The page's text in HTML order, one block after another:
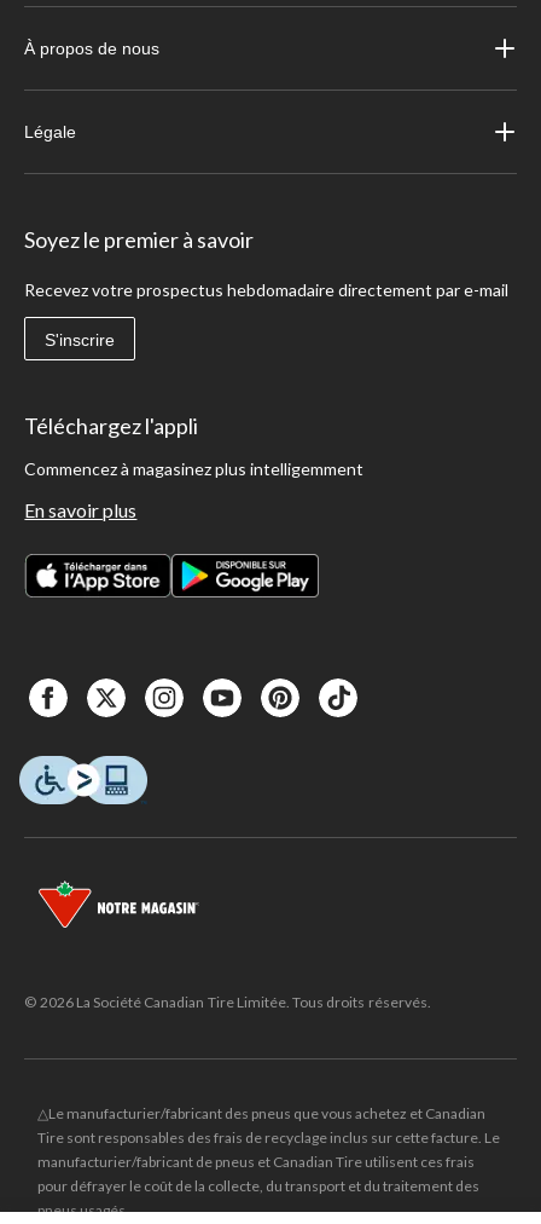
À propos de nous
Légale
Soyez le premier à savoir
Recevez votre prospectus hebdomadaire directement par e-mail
S'inscrire
Téléchargez l'appli
Commencez à magasinez plus intelligemment
En savoir plus
© 2026 La Société Canadian Tire Limitée. Tous droits réservés.
△Le manufacturier/fabricant des pneus que vous achetez et Canadian
Tire sont responsables des frais de recyclage inclus sur cette facture. Le
manufacturier/fabricant de pneus et Canadian Tire utilisent ces frais
pour défrayer le coût de la collecte, du transport et du traitement des
pneus usagés.